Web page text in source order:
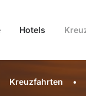
Hotels
Kreuzfahrten •